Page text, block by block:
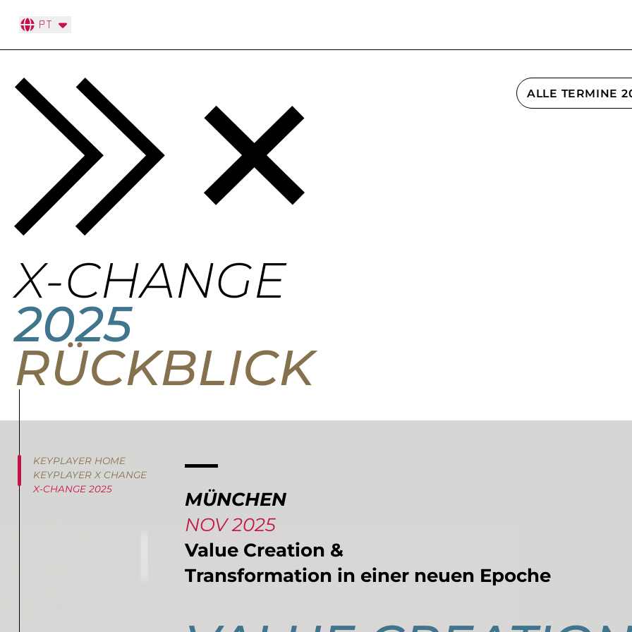
PT
X-CHANGE
2025
RÜCKBLICK
ALLE TERMINE
MÜNCHEN
NOV 2025
Value Creation &
Transformation in einer neuen Epoche
KEYPLAYER HOME
KEYPLAYER X CHANGE
X-CHANGE 2025